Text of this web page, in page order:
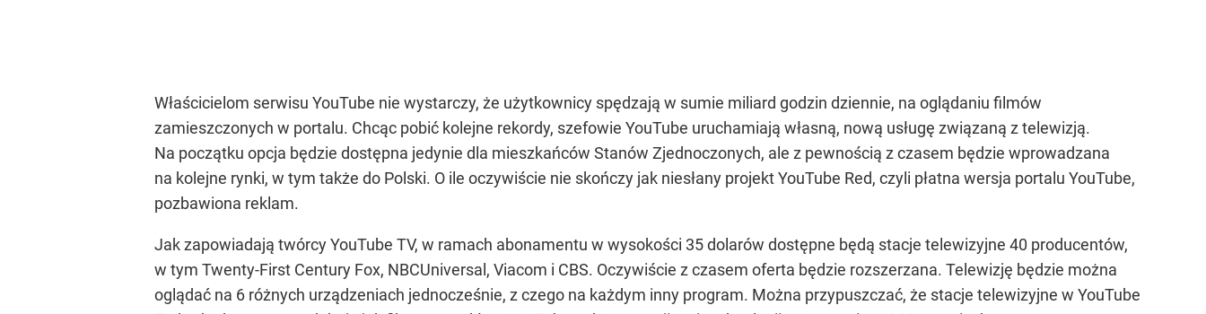
Właścicielom serwisu YouTube nie wystarczy, że użytkownicy spędzają w sumie miliard godzin dziennie, na oglądaniu filmów
zamieszczonych w portalu. Chcąc pobić kolejne rekordy, szefowie YouTube uruchamiają własną, nową usługę związaną z telewizją.
Na początku opcja będzie dostępna jedynie dla mieszkańców Stanów Zjednoczonych, ale z pewnością z czasem będzie wprowadzana
na kolejne rynki, w tym także do Polski. O ile oczywiście nie skończy jak niesłany projekt YouTube Red, czyli płatna wersja portalu YouTube,
pozbawiona reklam.
Jak zapowiadają twórcy YouTube TV, w ramach abonamentu w wysokości 35 dolarów dostępne będą stacje telewizyjne 40 producentów,
w tym Twenty-First Century Fox, NBCUniversal, Viacom i CBS. Oczywiście z czasem oferta będzie rozszerzana. Telewizję będzie można
oglądać na 6 różnych urządzeniach jednocześnie, z czego na każdym inny program. Można przypuszczać, że stacje telewizyjne w YouTube